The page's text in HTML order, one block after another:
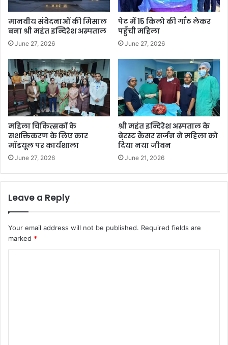
मानवीय संवेदनाओं की मिसाल
बना श्री महंत इन्दिरेश अस्पताल
June 27, 2026
पेट में 15 किलो की गाँठ लेकर
पहुँची महिला
June 27, 2026
महिला चिकित्सकों के
सशक्तिकरण के लिए कार
माॅडयूल पर कार्यशाला
June 27, 2026
श्री महंत इन्दिरेश अस्पताल के
बे्रस्ट कैंसर सर्जन ने महिला को
दिया नया जीवन
June 21, 2026
Leave a Reply
Your email address will not be published. Required fields are
marked *